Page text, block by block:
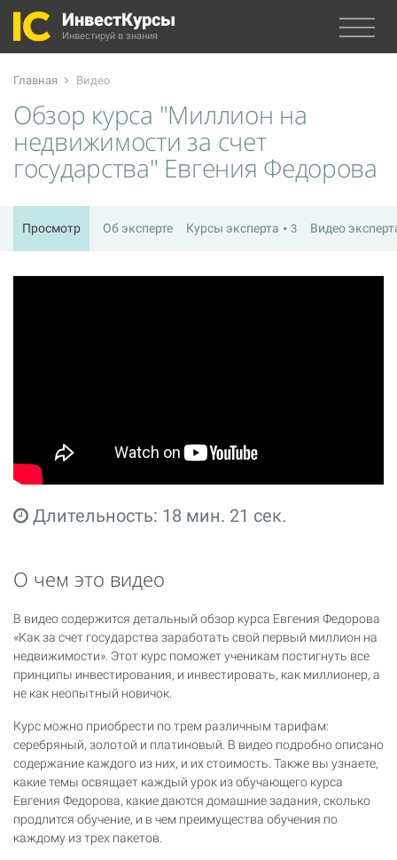
ИнвестКурсы
Инвестируй в знания
Главная Видео
Обзор курса "Миллион на
недвижимости за счет
государства" Евгения Федорова
Просмотр Об эксперте Курсы эксперта 3 Видео
Длительность: 18 мин. 21 сек.
О чем это видео
В видео содержится детальный обзор курса Евгения Федорова
«Как за счет государства заработать свой первый миллион на
недвижимости». Этот курс поможет ученикам постигнуть все
принципы инвестирования, и инвестировать, как миллионер, а
не как неопытный новичок.
Курс можно приобрести по трем различным тарифам:
серебряный, золотой и платиновый. В видео подробно описано
содержание каждого из них, и их стоимость. Также вы узнаете,
какие темы освящает каждый урок из обучающего курса
Евгения Федорова, какие даются домашние задания, сколько
продлится обучение, и в чем преимущества обучения по
каждому из трех пакетов.